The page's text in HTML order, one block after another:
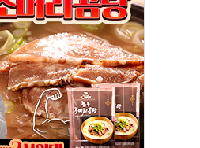
·대선 직격탄' 우려
범 체포